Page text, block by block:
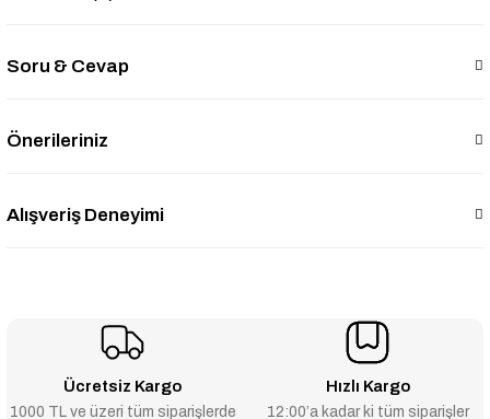
Soru & Cevap
Önerileriniz
Alışveriş Deneyimi
Ücretsiz Kargo
1000 TL ve üzeri tüm siparişlerde
Hızlı Kargo
12:00’a kadar ki tüm siparişler